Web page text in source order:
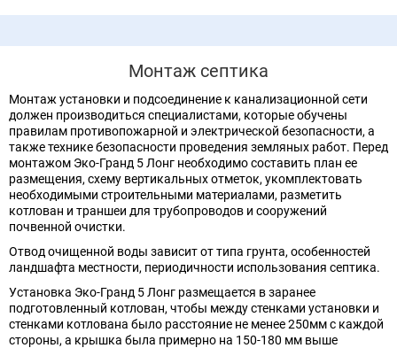
Монтаж септика
Монтаж установки и подсоединение к канализационной сети
должен производиться специалистами, которые обучены
правилам противопожарной и электрической безопасности, а
также технике безопасности проведения земляных работ. Перед
монтажом Эко-Гранд 5 Лонг необходимо составить план ее
размещения, схему вертикальных отметок, укомплектовать
необходимыми строительными материалами, разметить
котлован и траншеи для трубопроводов и сооружений
почвенной очистки.
Отвод очищенной воды зависит от типа грунта, особенностей
ландшафта местности, периодичности использования септика.
Установка Эко-Гранд 5 Лонг размещается в заранее
подготовленный котлован, чтобы между стенками установки и
стенками котлована было расстояние не менее 250мм с каждой
стороны, а крышка была примерно на 150-180 мм выше